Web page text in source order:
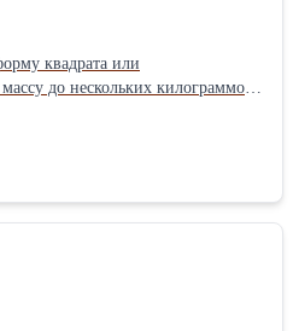
квадрата или
до нескольких килограммов,
радости. Блоки песочницы
морозоустойчивого материала,
4кг, Товар